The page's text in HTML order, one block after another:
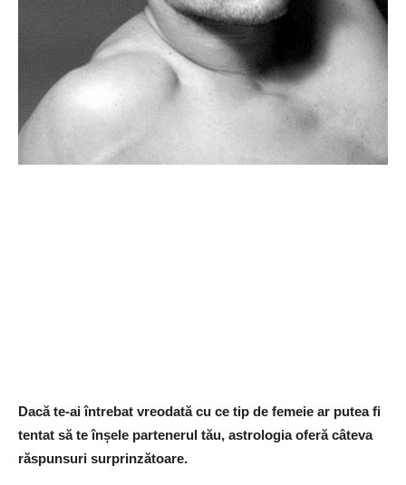
Dacă te-ai întrebat vreodată cu ce tip de femeie ar putea fi
tentat să te înșele partenerul tău, astrologia oferă câteva
răspunsuri surprinzătoare.